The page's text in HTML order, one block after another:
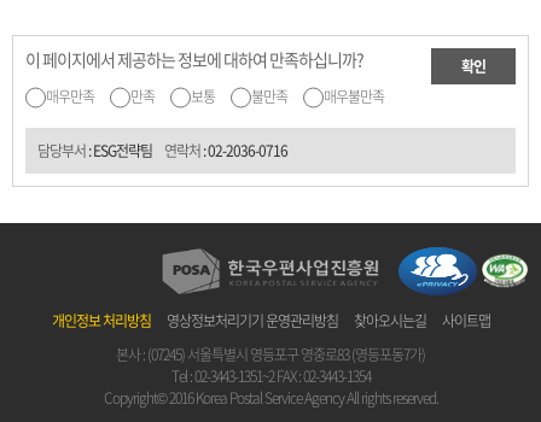
이 페이지에서 제공하는 정보에 대하여 만족하십니까?
매우만족 만족 보통 불만족 매우불만족
확인
담당부서: ESG전략팀 연락처:02-2036-0716
개인정보 처리방침 영상정보처리기기 운영관리방침 찾아오시는길
사이트맵
본사 : (07245) 서울특별시 영등포구 영중로83 (영등포동7가)
Tel :02-3443-1351~2FAX : 02-3443-1354
Copyright© 2016 Korea Postal Service Agency All rights reserved.